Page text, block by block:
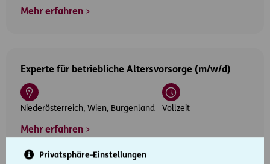
Privatsphäre-Einstellungen
Mehr erfahren
Experte für betriebliche Altersvorsorge (m/w/d)
Niederösterreich, Wien, Burgenland Vollzeit
Mehr erfahren